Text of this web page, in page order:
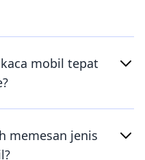
mobil tepat
memesan jenis